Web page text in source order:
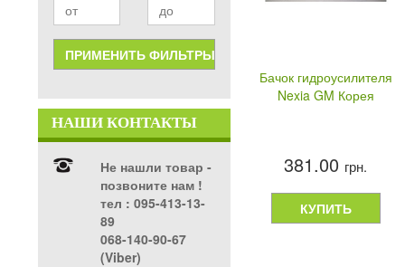
НАШИ КОНТАКТЫ
Не нашли товар -
позвоните нам !
тел ‎: 095-413-13-
89
068-140-90-67
(Viber)
Бачок гидроусилителя
Nexia GM Корея
381.00 грн.
КУПИТЬ